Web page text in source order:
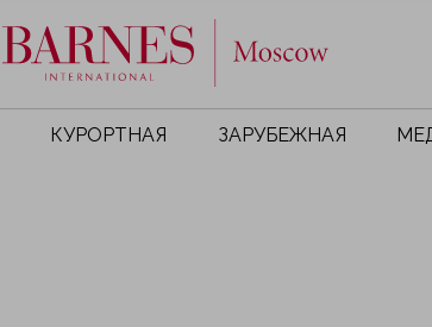
КУРОРТНАЯ ЗАРУБЕЖНАЯ